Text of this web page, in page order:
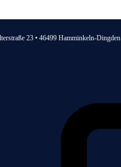
23 • 46499 Hamminkeln-Dingden